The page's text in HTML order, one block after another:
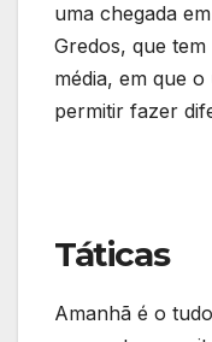
uma chegada
Gredos, que
média, em que
permitir fazer
Táticas
Amanhã é o